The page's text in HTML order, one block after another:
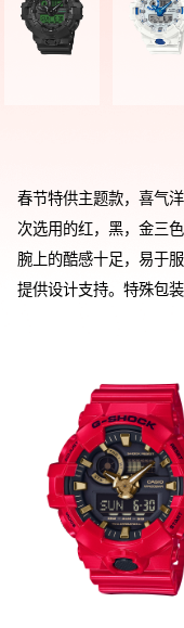
春节特供主题款，喜气
次选用的红，黑，金三
腕上的酷感十足，易于
提供设计支持。特殊包装